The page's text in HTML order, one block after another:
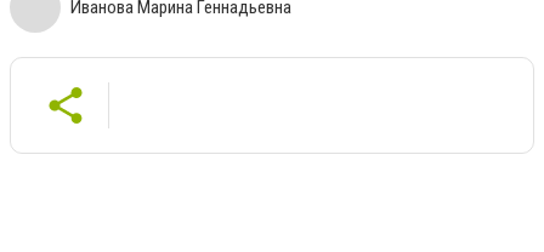
Иванова Марина Геннадьевна